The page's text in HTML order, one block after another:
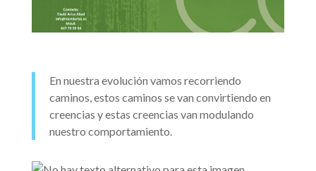
En nuestra evolución vamos recorriendo
caminos, estos caminos se van convirtiendo en
creencias y estas creencias van modulando
nuestro comportamiento.